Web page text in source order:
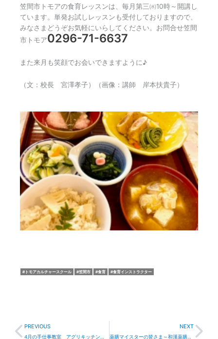
笠間市トモアの食育レッスンは、毎月第三㈬10時～開講し
ています。単発お試しレッスンも受付しておりますので、
みなさまどうぞお気軽にいらしてください。お問合せ笠間
市トモア0296-71-6637
また来月も笑顔でお会いできますように♪
（文：校長 宮澤孝子）（画像：講師 岸本扶貴子）
トモアカルチャースクール 笠間市 食育 食育インストラクター
Prev
PREVIOUS NEXT
薬膳マイスターの皆さま～和漢薬膳食医2級講座開講のお知らせ